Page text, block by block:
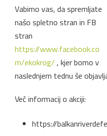
Vabimo vas, da spremljate
našo spletno stran in FB
stran
https://www.facebook.co
m/ekokrog/ , kjer bomo v
naslednjem tednu še
Več informacij o akciji:
https://